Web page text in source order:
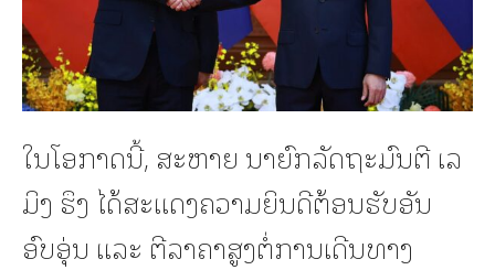
ໃນໂອກາດນີ້, ສະຫາຍ ນາຍົກລັດຖະມົນຕີ ເລ
ມິງ ຮຶງ ໄດ້ສະແດງຄວາມຍິນດີຕ້ອນຮັບອັນ
ອົບອຸ່ນ ແລະ ຕີລາຄາສູງຕໍ່ການເດີນທາງ